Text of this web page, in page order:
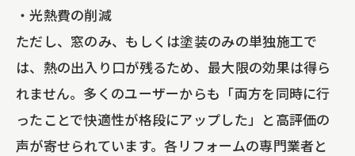
・光熱費の削減
ただし、窓のみ、もしくは塗装のみの単独施工で
は、熱の出入り口が残るため、最大限の効果は得ら
れません。多くのユーザーからも「両方を同時に行
ったことで快適性が格段にアップした」と高評価の
声が寄せられています。各リフォームの専門業者と